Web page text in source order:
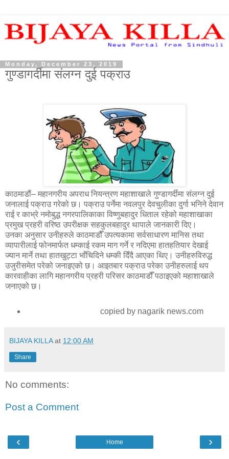
Monday, December 23, 2019
गुण्डागर्दीमा संलग्न दुई पक्राउ
काठमाडौं– महानगरीय अपराध नियन्त्रण महाशाखाले गुण्डागर्दीमा संलग्न दुई
जनालाई पक्राउ गरेको छ। पक्राउ पर्नेमा नवलपुर देवचुलीका दुर्गा भनिने देवान
राई र काभ्रे नमोबुद्ध नगरपालिकाका विष्णुबहादुर धिताल रहेको महाशाखाका
प्रमुख प्रहरी वरिष्ठ उपरीक्षक सहकुलबहादुर थापाले जानकारी दिए।
उनका अनुसार उनीहरुले काठमाडौँ उपत्यकामा सर्वसाधारण मानिस तथा
व्यापारीलाई फोनमार्फत धम्काई रकम माग गर्ने र नदिएमा हातहतियार देखाई
ज्यान मार्ने तथा हातखुट्टा भाँचिदिने धम्की दिँदै आएका थिए। उनीहरुविरुद्ध
उजुरीसमेत परेको जनाइएको छ। आइतबार पक्राउ परेका उनीहरुलाई थप
कारवाहीका लागि महानगरीय प्रहरी परिसर काठमाडौँ पठाइएको महाशाखाले
जनाएको छ।
copied by nagarik news.com
BIJAYA KILLAat 12:00 AM
Share
No comments:
Post a Comment
‹ ›
Home